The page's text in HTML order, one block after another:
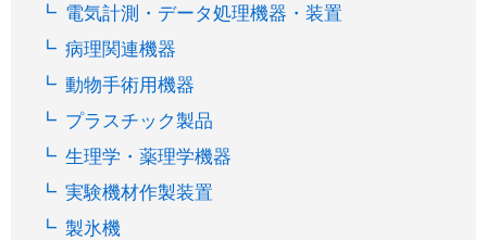
電気計測・データ処理機器・装置
病理関連機器
動物手術用機器
プラスチック製品
生理学・薬理学機器
実験機材作製装置
製氷機